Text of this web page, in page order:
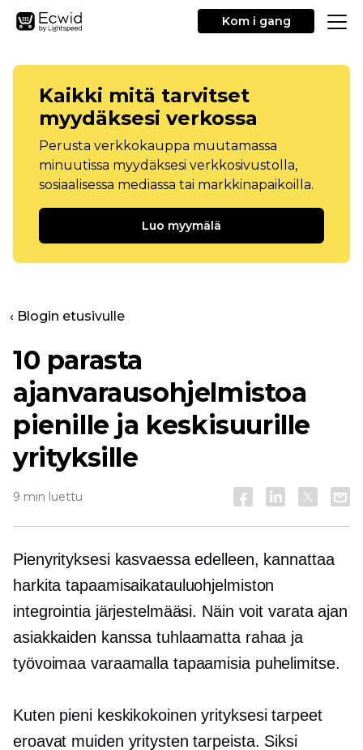
Kom i gang
Kaikki mitä tarvitset
myydäksesi verkossa
Perusta verkkokauppa muutamassa
minuutissa myydäksesi verkkosivustolla,
sosiaalisessa mediassa tai markkinapaikoilla.
Luo myymälä
‹ Blogin etusivulle
10 parasta
ajanvarausohjelmistoa
pienille ja keskisuurille
yrityksille
9 min luettu
Pienyrityksesi kasvaessa edelleen, kannattaa
harkita tapaamisaikatauluohjelmiston
integrointia järjestelmääsi. Näin voit varata ajan
asiakkaiden kanssa tuhlaamatta rahaa ja
työvoimaa varaamalla tapaamisia puhelimitse.
Kuten pieni keskikokoinen yrityksesi tarpeet
eroavat muiden yritysten tarpeista. Siksi